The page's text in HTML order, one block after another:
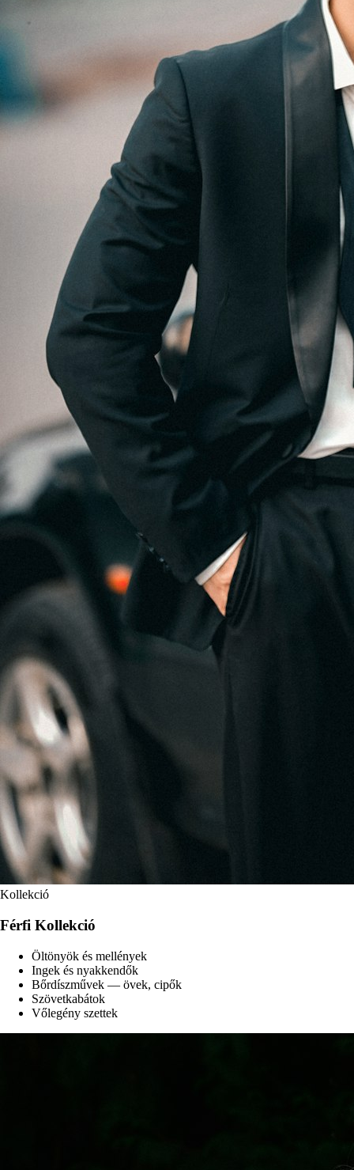
Kollekció
Férfi Kollekció
Öltönyök és mellények
Ingek és nyakkendők
Bőrdíszművek — övek, cipők
Szövetkabátok
Vőlegény szettek